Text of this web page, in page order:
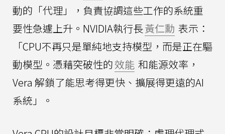
動的「代理」，負責協調這些工作的系統重
要性急遽上升。NVIDIA執行長黃仁勳 表示：
「CPU不再只是單純地支持模型，而是正在驅
動模型。憑藉突破性的效能 和能源效率，
Vera 解鎖了能思考得更快、擴展得更遠的AI
系統」。